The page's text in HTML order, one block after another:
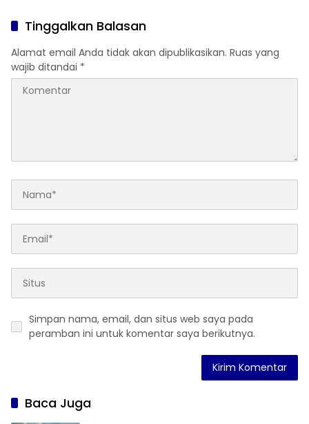
Tinggalkan Balasan
Alamat email Anda tidak akan dipublikasikan. Ruas yang
wajib ditandai *
Simpan nama, email, dan situs web saya pada
peramban ini untuk komentar saya berikutnya.
Baca Juga